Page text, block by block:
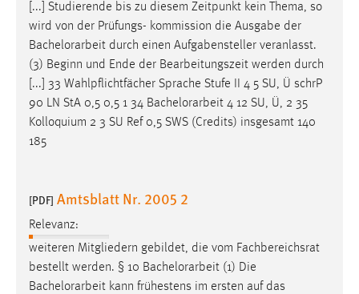
[...] Studierende bis zu diesem Zeitpunkt kein Thema, so
wird von der Prüfungs- kommission die Ausgabe der
Bachelorarbeit durch einen Aufgabensteller veranlasst.
(3) Beginn und Ende der Bearbeitungszeit werden durch
[...] 33 Wahlpflichtfächer Sprache Stufe II 4 5 SU, Ü schrP
90 LN StA 0,5 0,5 1 34 Bachelorarbeit 4 12 SU, Ü, 2 35
Kolloquium 2 3 SU Ref 0,5 SWS (Credits) insgesamt 140
185
[PDF] Amtsblatt Nr. 2005 2
Relevanz:
weiteren Mitgliedern gebildet, die vom Fachbereichsrat
bestellt werden. § 10 Bachelorarbeit (1) Die
Bachelorarbeit kann frühestens im ersten auf das
Name:
chat-frame-style-5e9dbeb1811c0446
Zweck:
Wird benötigt um die Chatfunktion nutzen zu können.
Cookie Laufzeit:
Login
Name: